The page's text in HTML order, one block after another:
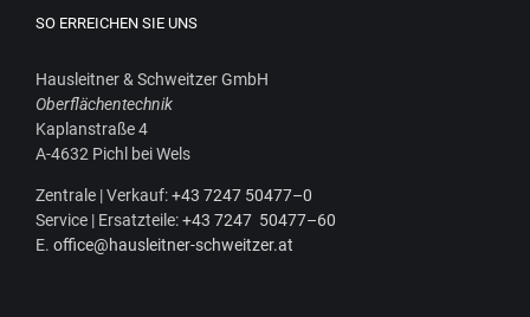
SO ERREICHEN SIE UNS
Haus­leit­ner & Schweit­zer GmbH
Ober­flä­chen­tech­nik
Kaplan­stra­ße 4
A‑4632 Pichl bei Wels
Zen­tra­le | Ver­kauf:+43 7247 50477–0
Ser­vice | Ersatz­tei­le:+43 7247 50477–60
E. office@hausleitner-schweitzer.at